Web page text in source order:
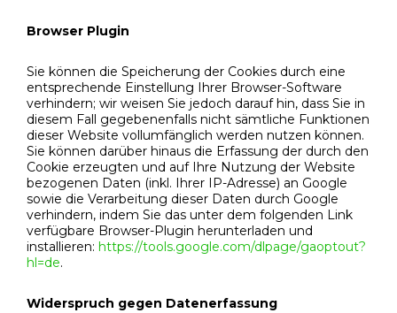
Browser Plugin
Sie können die Speicherung der Cookies durch eine
entsprechende Einstellung Ihrer Browser-Software
verhindern; wir weisen Sie jedoch darauf hin, dass Sie in
diesem Fall gegebenenfalls nicht sämtliche Funktionen
dieser Website vollumfänglich werden nutzen können.
Sie können darüber hinaus die Erfassung der durch den
Cookie erzeugten und auf Ihre Nutzung der Website
bezogenen Daten (inkl. Ihrer IP-Adresse) an Google
sowie die Verarbeitung dieser Daten durch Google
verhindern, indem Sie das unter dem folgenden Link
verfügbare Browser-Plugin herunterladen und
installieren: https://tools.google.com/dlpage/gaoptout?
hl=de.
Widerspruch gegen Datenerfassung